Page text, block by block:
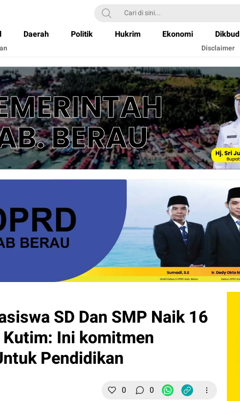
Daerah Politik Hukrim Ekonomi Dikbud
Disclaimer
SD Dan SMP Naik 16
Ini komitmen
Pendidikan
0 0